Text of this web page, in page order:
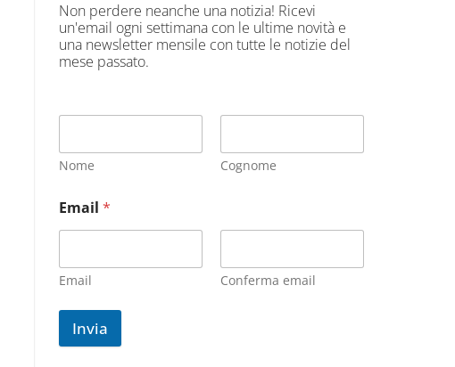
Non perdere neanche una notizia! Ricevi
un'email ogni settimana con le ultime novità e
una newsletter mensile con tutte le notizie del
mese passato.
Nome Cognome
Email *
Email Conferma email
Invia